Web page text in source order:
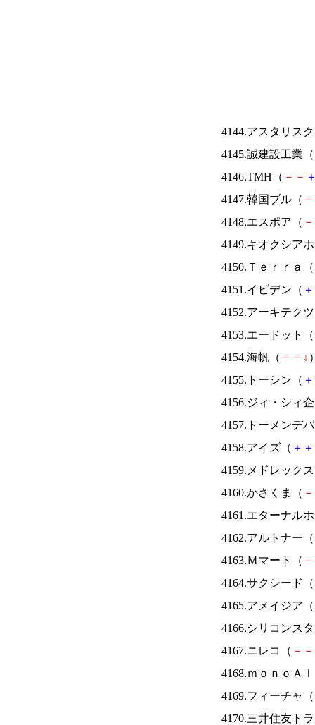
4144.アスタリス
4145.誠建設工業（
4146.TMH（ － －
4147.韓国ブル（ －
4148.エスポア（ －
4149.キオクシア
4150.Ｔｅｒｒａ（
4151.イビデン（ ＋
4152.アーキテク
4153.エードット（
4154.海帆（ － － ↓
4155.トーシン（ ＋
4156.ジィ・シィ
4157.トーメンデ
4158.アイズ（ ＋ ＋
4159.メドレック
4160.かさくま（ －
4161.エターナル
4162.アルトナー（
4163.Ｍマート（ －
4164.サクシード（
4165.アメイジア（
4166.シリコンス
4167.ニレコ（ － －
4168.ｍｏｎｏＡ
4169.フィーチャ（
4170.三井住友ト